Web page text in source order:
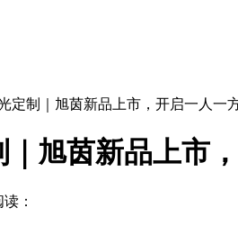
定制｜旭茵新品上市，开启一人一
旭茵新品上市
读：